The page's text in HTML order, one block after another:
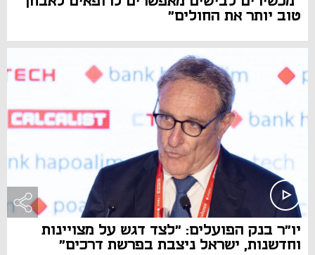
טוב יותר את החולים"
יו"ר בנק הפועלים: "לצד דגש על מצויינות
וחדשנות, ישראל ניצבת בפרשת דרכים"